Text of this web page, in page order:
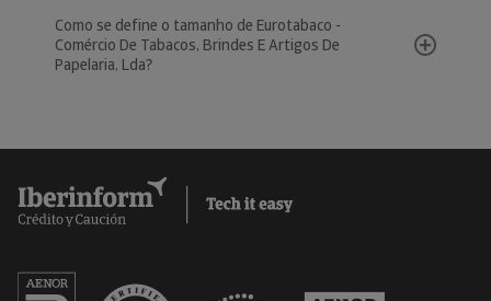
Como se define o tamanho de Eurotabaco -
Comércio De Tabacos, Brindes E Artigos De
Papelaria, Lda?